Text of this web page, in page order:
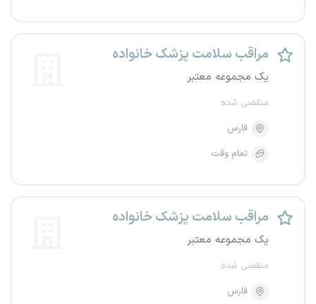
مراقب سلامت پزشک خانواده
یک مجموعه معتبر
منقضی شده
فارس
تمام وقت
مراقب سلامت پزشک خانواده
یک مجموعه معتبر
منقضی شده
فارس